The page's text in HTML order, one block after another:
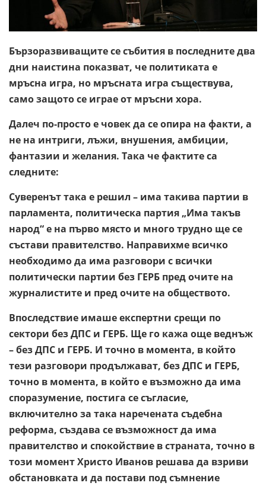
Бързоразвиващите се събития в последните два
дни наистина показват, че политиката е
мръсна игра, но мръсната игра съществува,
само защото се играе от мръсни хора.
Далеч по-просто е човек да се опира на факти, а
не на интриги, лъжи, внушения, амбиции,
фантазии и желания. Така че фактите са
следните:
Суверенът така е решил – има такива партии в
парламента, политическа партия „Има такъв
народ“ е на първо място и много трудно ще се
състави правителство. Направихме всичко
необходимо да има разговори с всички
политически партии без ГЕРБ пред очите на
журналистите и пред очите на обществото.
Впоследствие имаше експертни срещи по
сектори без ДПС и ГЕРБ. Ще го кажа още веднъж
– без ДПС и ГЕРБ. И точно в момента, в който
тези разговори продължават, без ДПС и ГЕРБ,
точно в момента, в който е възможно да има
споразумение, постига се съгласие,
включително за така наречената съдебна
реформа, създава се възможност да има
правителство и спокойствие в страната, точно в
този момент Христо Иванов решава да взриви
обстановката и да постави под съмнение